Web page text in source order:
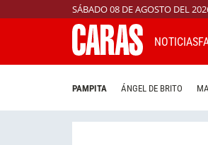
SÁBADO 08 DE AGOSTO DEL
NOTICIAS
PAMPITA ÁNGEL DE BRITO